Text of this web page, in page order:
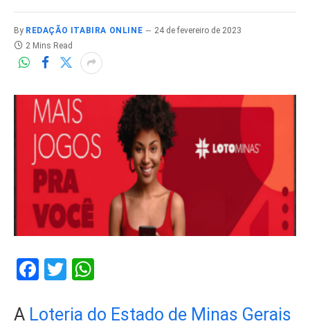
By REDAÇÃO ITABIRA ONLINE
24 de fevereiro de 2023
2 Mins Read
Facebook
Twitter
A Loteria do Estado de Minas Gerais